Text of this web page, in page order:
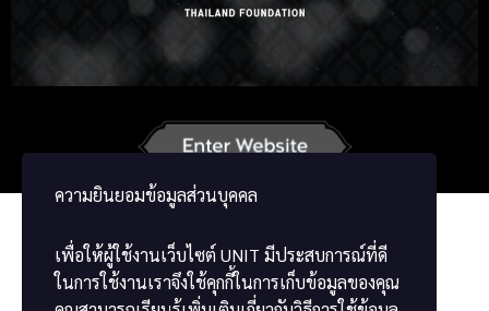
ความยินยอมข้อมูลส่วนบุคคล
เพื่อให้ผู้ใช้งานเว็บไซต์ UNIT มีประสบการณ์ที่ดี
ในการใช้งานเราจึงใช้คุกกี้ในการเก็บข้อมูลของคุณ
Chinese
ខ្មែរ